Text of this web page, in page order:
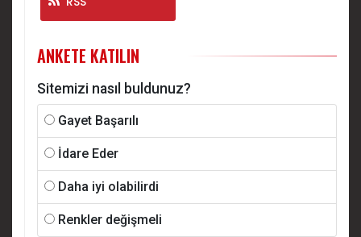
ANKETE KATILIN
Sitemizi nasıl buldunuz?
Gayet Başarılı
İdare Eder
Daha iyi olabilirdi
Renkler değişmeli